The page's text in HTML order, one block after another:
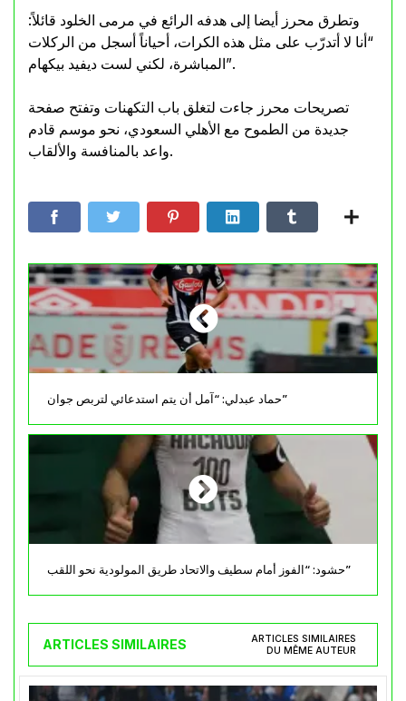
وتطرق محرز أيضا إلى هدفه الرائع في مرمى الخلود قائلاً:
“أنا لا أتدرّب على مثل هذه الكرات، أحياناً أسجل من الركلات
المباشرة، لكني لست ديفيد بيكهام”.
تصريحات محرز جاءت لتغلق باب التكهنات وتفتح صفحة
جديدة من الطموح مع الأهلي السعودي، نحو موسم قادم
واعد بالمنافسة والألقاب.
حماد عبدلي: “آمل أن يتم استدعائي لتربص جوان”
حشود: “الفوز أمام سطيف والاتحاد طريق المولودية نحو اللقب”
ARTICLES SIMILAIRES
ARTICLES SIMILAIRES
DU MÊME AUTEUR